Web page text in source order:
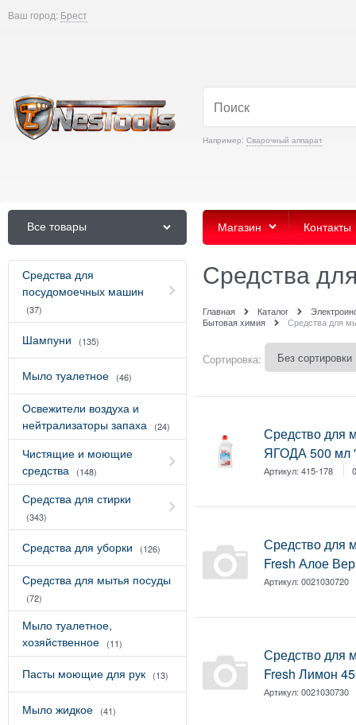
Ваш город: Брест
Например: Сварочный аппарат
Все товары Магазин Контакты
Средства для
посудомоечных машин
(37)
Шампуни (135)
Мыло туалетное (46)
Освежители воздуха и
нейтрализаторы запаха
(24)
Чистящие и моющие
средства
(148)
Средства для стирки
(343)
Средства для уборки (126)
Средства для мытья посуды
(72)
Мыло туалетное,
хозяйственное
(11)
Пасты моющие для рук (13)
Мыло жидкое (41)
Средства
Главная Каталог
Бытовая химия
Средства для
Сортировка:
Средство для
ЯГОДА 500 мл
Артикул:415-178
Средство для
Fresh Алое
Артикул:0021030720
Средство для
Fresh Лимон
Артикул:0021030730